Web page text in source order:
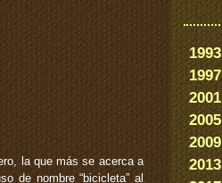
la que más se acerca a
de nombre “bicicleta” al
1993
1997
2001
2005
2009
2013